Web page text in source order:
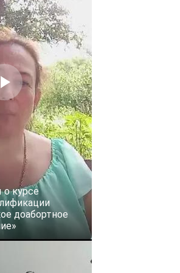
курсе
доабортное